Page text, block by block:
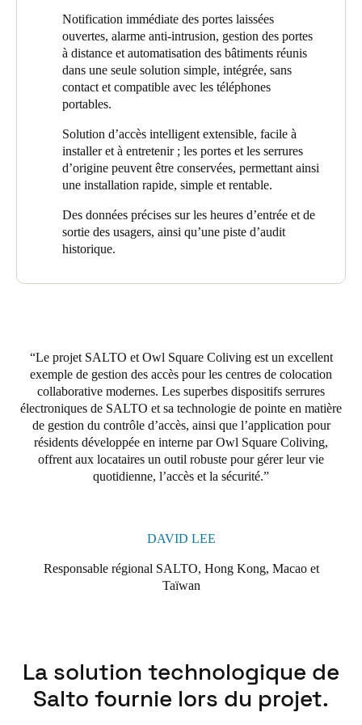
inclure l’accès à 14 sites, plus de 300 points d’accès et plus de
500 usagers quotidiens.
Owl Square Coliving gère ses propriétés à partir d’un siège
social hors site grâce à la plateforme de solution centralisée
SALTO. Il est ainsi possible d’intervenir à distance en cas
intrusion ou un locataire souhaitant déverrouiller une porte. Cela
permet souvent d’éviter les dépenses liées à l’envoi d’un
technicien sur place.
Coliving supervisent le système. Elles attribuent les clés aux
nouveaux locataires, vérifient régulièrement chaque serrure et
évaluent l’état du système pour s’assurer qu’il est toujours à jour
solution SALTO pour sa facilité d’utilisation, affirmant que la
Notification immédiate des portes laissées
ouvertes, alarme anti-intrusion, gestion des portes
à distance et automatisation des bâtiments réunis
dans une seule solution simple, intégrée, sans
contact et compatible avec les téléphones
portables.
Solution d’accès intelligent extensible, facile à
installer et à entretenir ; les portes et les serrures
d’origine peuvent être conservées, permettant ainsi
une installation rapide, simple et rentable.
Des données précises sur les heures d’entrée et de
sortie des usagers, ainsi qu’une piste d’audit
historique.
Le projet SALTO et Owl Square Coliving est un excellent
exemple de gestion des accès pour les centres de colocation
collaborative modernes. Les superbes dispositifs serrures
électroniques de SALTO et sa technologie de pointe en matière
de gestion du contrôle d’accès, ainsi que l’application pour
résidents développée en interne par Owl Square Coliving,
offrent aux locataires un outil robuste pour gérer leur vie
quotidienne, l’accès et la sécurité.
DAVID LEE
Responsable régional SALTO, Hong Kong, Macao et
Taïwan
La solution technologique de
Salto fournie lors du projet.